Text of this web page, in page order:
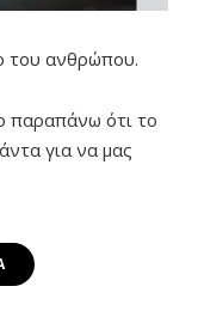
του ανθρώπου.
παραπάνω ότι το
για να μας